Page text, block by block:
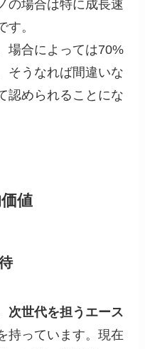
の場合は特に成長速
す。
場合によっては70%
そうなれば間違いな
認められることにな
値
次世代を担うエース
持っています。現在